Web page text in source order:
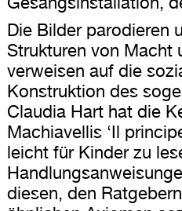
Die Bilder parodieren
Strukturen von Macht
verweisen auf die
Konstruktion des
Claudia Hart hat die
Machiavellis ‘Il
leicht für Kinder zu
diesen, den